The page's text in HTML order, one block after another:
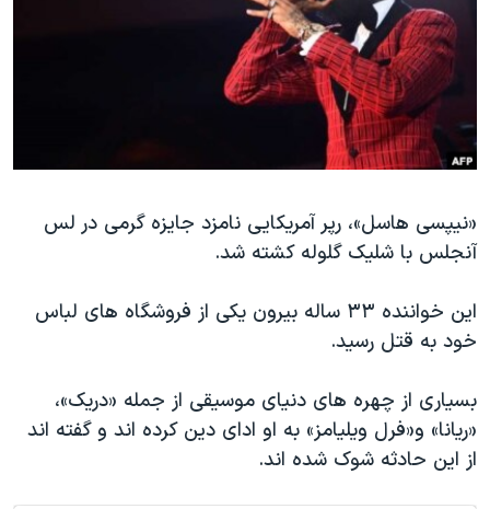
فرهنگ و زندگی
حقوق شهروندی
اقتصادی
علم و فناوری
گالری عکس
آرشیو پخش زنده
مستندها
انتخابات ریاست جمهوری آمریکا ۲۰۲۴
حمله جمهوری اسلامی به اسرائیل
رمز مهسا
اعتراضات زن، زندگی، آزادی
مجموعه مستندهای دادخواهی
دادگاه حمید نوری
قانون شفافیت دارائی کادر رهبری ایران
اعتراضات مردمی آبان ۹۸
دنبال کنید
زبانهای مختلف
«نیپسی هاسل»، رپر آمریکایی نامزد جایزه گرمی در لس
آنجلس با شلیک گلوله کشته شد.
این خواننده ۳۳ ساله بیرون یکی از فروشگاه های لباس
خود به قتل رسید.
بسیاری از چهره های دنیای موسیقی از جمله «دریک»،
«ریانا» و«فرل ویلیامز» به او ادای دین کرده اند و گفته اند
از این حادثه شوک شده اند.